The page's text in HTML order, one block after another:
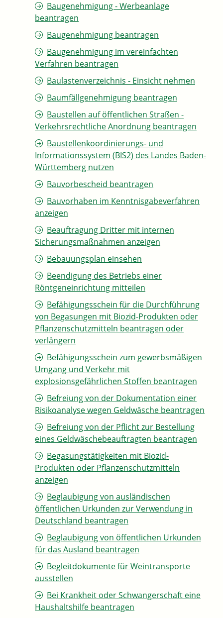
Baugenehmigung - Werbeanlage
beantragen
Baugenehmigung beantragen
Baugenehmigung im vereinfachten
Verfahren beantragen
Baulastenverzeichnis - Einsicht nehmen
Baumfällgenehmigung beantragen
Baustellen auf öffentlichen Straßen -
Verkehrsrechtliche Anordnung beantragen
Baustellenkoordinierungs- und
Informationssystem (BIS2) des Landes Baden-
Württemberg nutzen
Bauvorbescheid beantragen
Bauvorhaben im Kenntnisgabeverfahren
anzeigen
Beauftragung Dritter mit internen
Sicherungsmaßnahmen anzeigen
Bebauungsplan einsehen
Beendigung des Betriebs einer
Röntgeneinrichtung mitteilen
Befähigungsschein für die Durchführung
von Begasungen mit Biozid-Produkten oder
Pflanzenschutzmitteln beantragen oder
verlängern
Befähigungsschein zum gewerbsmäßigen
Umgang und Verkehr mit
explosionsgefährlichen Stoffen beantragen
Befreiung von der Dokumentation einer
Risikoanalyse wegen Geldwäsche beantragen
Befreiung von der Pflicht zur Bestellung
eines Geldwäschebeauftragten beantragen
Begasungstätigkeiten mit Biozid-
Produkten oder Pflanzenschutzmitteln
anzeigen
Beglaubigung von ausländischen
öffentlichen Urkunden zur Verwendung in
Deutschland beantragen
Beglaubigung von öffentlichen Urkunden
für das Ausland beantragen
Begleitdokumente für Weintransporte
ausstellen
Bei Krankheit oder Schwangerschaft eine
Haushaltshilfe beantragen